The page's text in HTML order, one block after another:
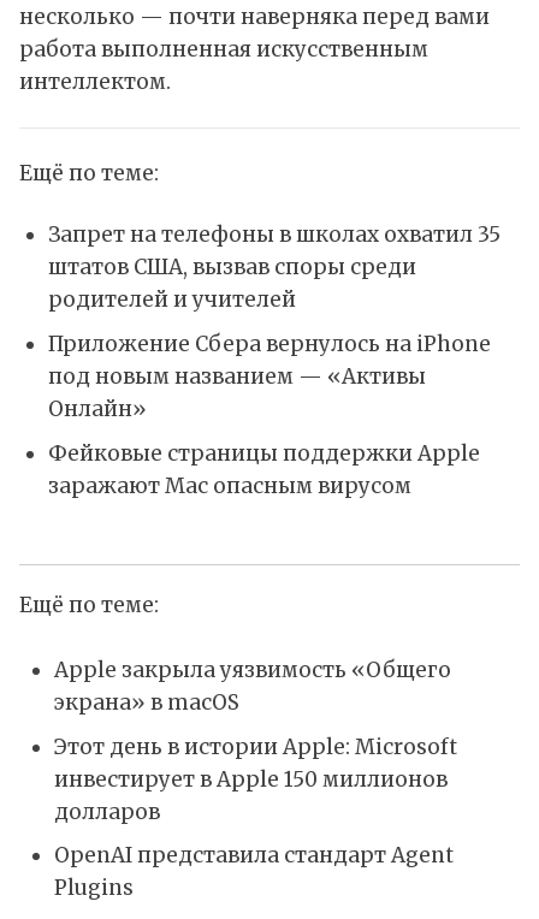
несколько — почти наверняка перед вами
работа выполненная искусственным
интеллектом.
Ещё по теме:
Запрет на телефоны в школах охватил 35
штатов США, вызвав споры среди
родителей и учителей
Приложение Сбера вернулось на iPhone
под новым названием — «Активы
Онлайн»
Фейковые страницы поддержки Apple
заражают Mac опасным вирусом
Ещё по теме:
Apple закрыла уязвимость «Общего
экрана» в macOS
Этот день в истории Apple: Microsoft
инвестирует в Apple 150 миллионов
долларов
OpenAI представила стандарт Agent
Plugins